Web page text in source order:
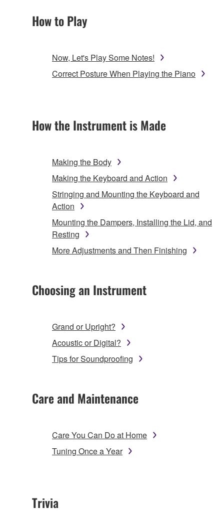
How to Play
Now, Let's Play Some Notes!
Correct Posture When Playing the Piano
How the Instrument is Made
Making the Body
Making the Keyboard and Action
Stringing and Mounting the Keyboard and
Action
Mounting the Dampers, Installing the Lid, and
Resting
More Adjustments and Then Finishing
Choosing an Instrument
Grand or Upright?
Acoustic or Digital?
Tips for Soundproofing
Care and Maintenance
Care You Can Do at Home
Tuning Once a Year
Trivia